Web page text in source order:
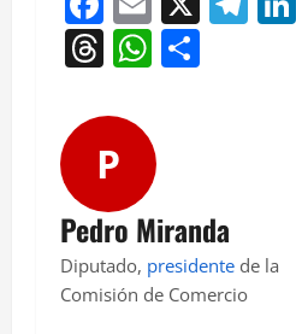
Threads
P
Pedro Miranda
Diputado, presidente de la
Comisión de Comercio